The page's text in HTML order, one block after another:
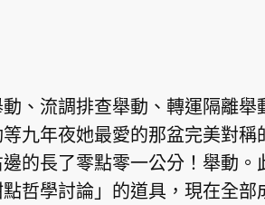
流調排查舉動、轉運隔離舉
九年夜她最愛的那盆完美對稱
的長了零點零一公分！舉動。
哲學討論」的道具，現在全部